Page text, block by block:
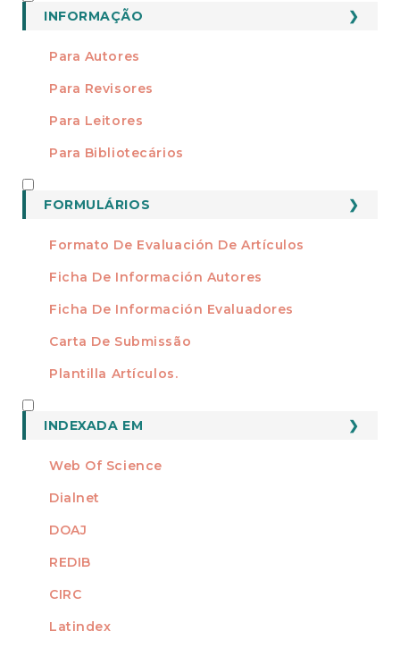
INFORMAÇÃO
Para Autores
Para Revisores
Para Leitores
Para Bibliotecários
FORMULÁRIOS
Formato De Evaluación De Artículos
Ficha De Información Autores
Ficha De Información Evaluadores
Carta De Submissão
Plantilla Artículos.
INDEXADA EM
Web Of Science
Dialnet
DOAJ
REDIB
CIRC
Latindex